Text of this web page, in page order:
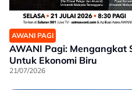
AWANI PAGI
AWANI Pagi: Mengangkat
Untuk Ekonomi Biru
21/07/2026